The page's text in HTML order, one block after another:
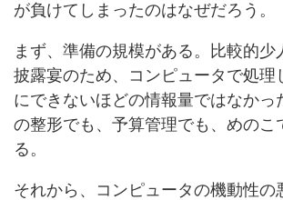
が負けてしまったのはなぜだろう。
まず、準備の規模がある。比較的少
披露宴のため、コンピュータで処理
にできないほどの情報量ではなかっ
の整形でも、予算管理でも、めのこ
る。
それから、コンピュータの機動性の